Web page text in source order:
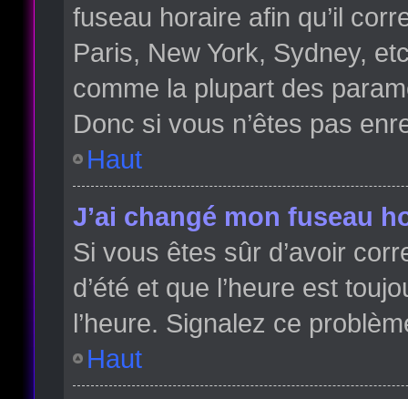
fuseau horaire afin qu’il
Paris, New York, Sydney,
comme la plupart des
Donc si vous n’êtes pas
Haut
J’ai changé mon fuseau
Si vous êtes sûr d’avoir
d’été et que l’heure est
l’heure. Signalez ce
Haut